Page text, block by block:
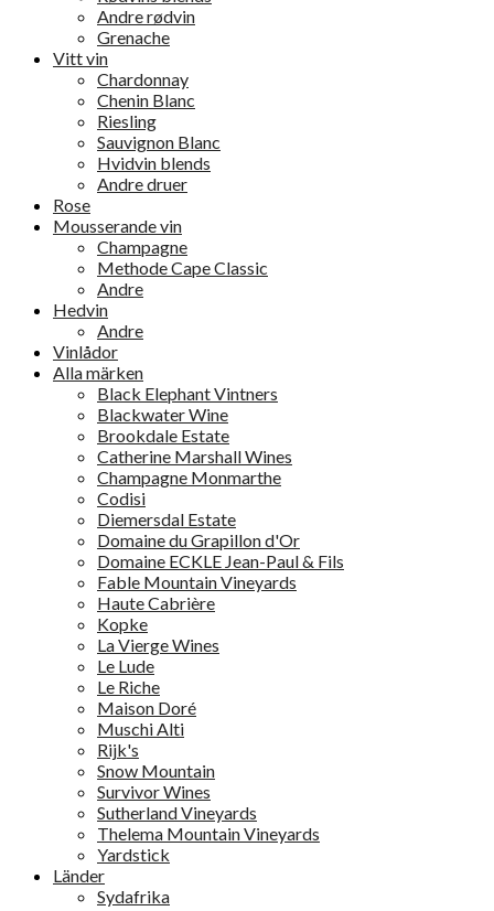
Andre rødvin
Grenache
Vitt vin
Chardonnay
Chenin Blanc
Riesling
Sauvignon Blanc
Hvidvin blends
Andre druer
Rose
Mousserande vin
Champagne
Methode Cape Classic
Andre
Hedvin
Andre
Vinlådor
Alla märken
Black Elephant Vintners
Blackwater Wine
Brookdale Estate
Catherine Marshall Wines
Champagne Monmarthe
Codisi
Diemersdal Estate
Domaine du Grapillon d'Or
Domaine ECKLE Jean-Paul & Fils
Fable Mountain Vineyards
Haute Cabrière
Kopke
La Vierge Wines
Le Lude
Le Riche
Maison Doré
Muschi Alti
Rijk's
Snow Mountain
Survivor Wines
Sutherland Vineyards
Thelema Mountain Vineyards
Yardstick
Länder
Sydafrika